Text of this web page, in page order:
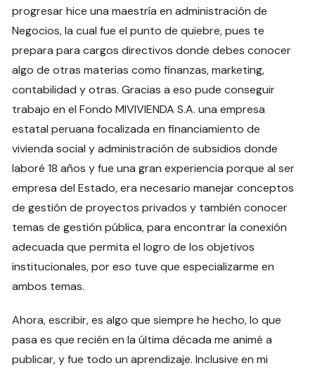
progresar hice una maestría en administración de
Negocios, la cual fue el punto de quiebre, pues te
prepara para cargos directivos donde debes conocer
algo de otras materias como finanzas, marketing,
contabilidad y otras. Gracias a eso pude conseguir
trabajo en el Fondo MIVIVIENDA S.A. una empresa
estatal peruana focalizada en financiamiento de
vivienda social y administración de subsidios donde
laboré 18 años y fue una gran experiencia porque al ser
empresa del Estado, era necesario manejar conceptos
de gestión de proyectos privados y también conocer
temas de gestión pública, para encontrar la conexión
adecuada que permita el logro de los objetivos
institucionales, por eso tuve que especializarme en
ambos temas.
Ahora, escribir, es algo que siempre he hecho, lo que
pasa es que recién en la última década me animé a
publicar, y fue todo un aprendizaje. Inclusive en mi